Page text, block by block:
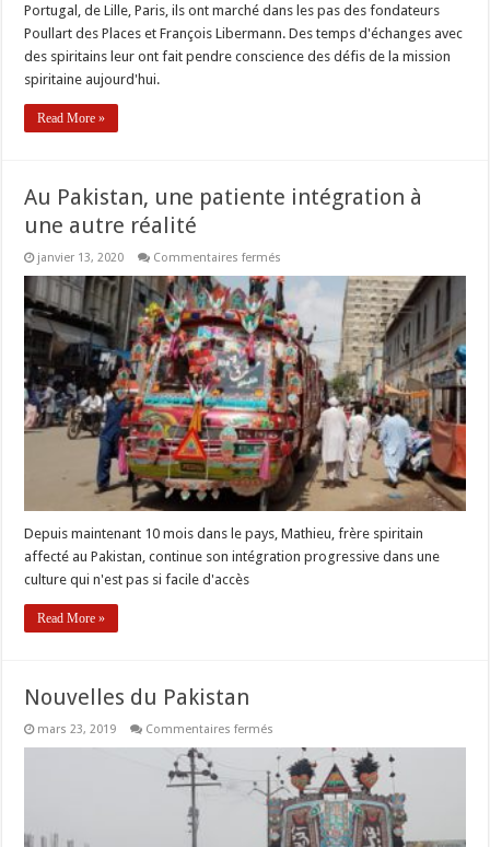
Portugal, de Lille, Paris, ils ont marché dans les pas des fondateurs
Poullart des Places et François Libermann. Des temps d'échanges avec
des spiritains leur ont fait pendre conscience des défis de la mission
spiritaine aujourd'hui.
Read More »
Au Pakistan, une patiente intégration à
une autre réalité
janvier 13, 2020 Commentaires fermés
Pakistan,
une
patiente
intégration
à
une
autre
réalité
Depuis maintenant 10 mois dans le pays, Mathieu, frère spiritain
affecté au Pakistan, continue son intégration progressive dans une
culture qui n'est pas si facile d'accès
Read More »
Nouvelles du Pakistan
mars 23, 2019 Commentaires fermés
du
Pakistan